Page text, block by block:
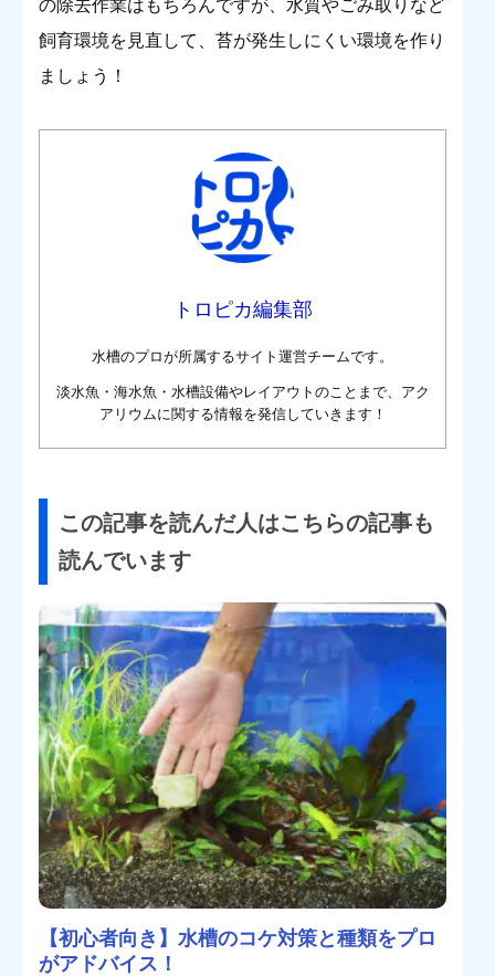
の除去作業はもちろんですが、水質やごみ取りなど
飼育環境を見直して、苔が発生しにくい環境を作り
ましょう！
トロピカ編集部
水槽のプロが所属するサイト運営チームです。
淡水魚・海水魚・水槽設備やレイアウトのことまで、アク
アリウムに関する情報を発信していきます！
この記事を読んだ人はこちらの記事も
読んでいます
【初心者向き】水槽のコケ対策と種類をプロ
がアドバイス！